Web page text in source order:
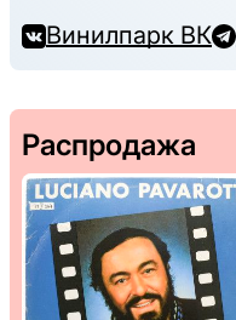
Винилпарк ВК
Распродажа